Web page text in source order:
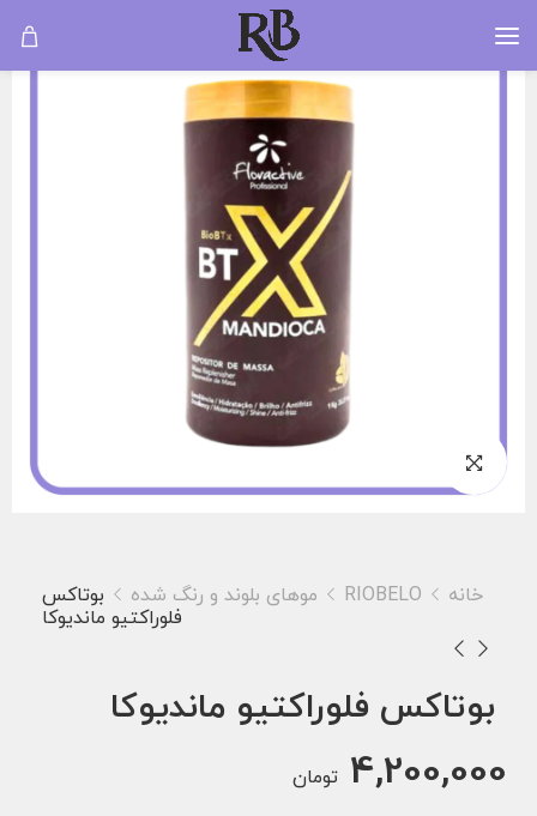
خانه RIOBELO موهای بلوند و رنگ شده
بوتاکس
فلوراکتیو ماندیوکا
بوتاکس فلوراکتیو ماندیوکا
4,200,000 تومان